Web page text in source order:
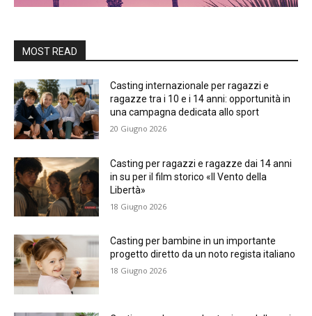
MOST READ
Casting internazionale per ragazzi e
ragazze tra i 10 e i 14 anni: opportunità in
una campagna dedicata allo sport
20 Giugno 2026
Casting per ragazzi e ragazze dai 14 anni
in su per il film storico «Il Vento della
Libertà»
18 Giugno 2026
Casting per bambine in un importante
progetto diretto da un noto regista italiano
18 Giugno 2026